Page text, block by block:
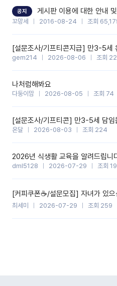
기능을 개발해 주셔서 감사
공지 게시판 이용에 대한 안내
꼬망세 2016-08-24 조회
gem214 2026-08-06 조회
나처럼해봐요
다둥이맘 2026-08-05 조회 74
온달 2026-08-03 조회 224
2026년 식생활 교육을 알려드립니
dml5128 2026-07-29 조회
최세미 2026-07-29 조회 259